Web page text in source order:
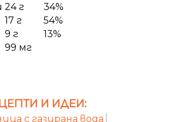
24 г
34%
17 г
54%
9 г
13%
99 мг
И ИДЕИ:
с газирана вода